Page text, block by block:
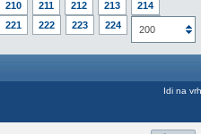
210 211 212 213
214
221 222 223 224
225
200
Idi na vrh